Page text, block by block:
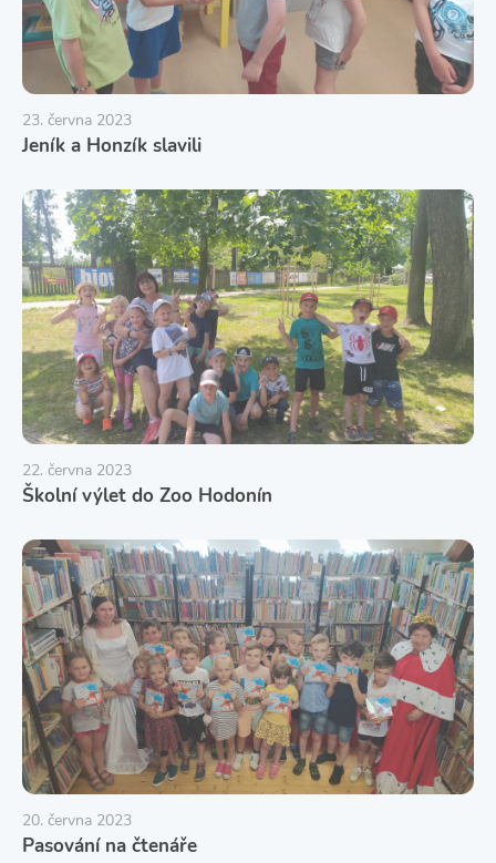
23. června 2023
Jeník a Honzík slavili
22. června 2023
Školní výlet do Zoo Hodonín
20. června 2023
Pasování na čtenáře